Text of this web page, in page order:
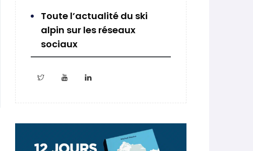
Toute l’actualité du ski
alpin sur les réseaux
sociaux